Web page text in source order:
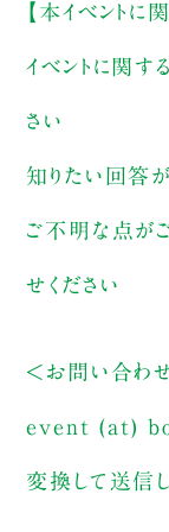
【本イベントに
イベントに関
さい
知りたい回答
ご不明な点が
せください
＜お問い合わ
event (at)
変換して送信し